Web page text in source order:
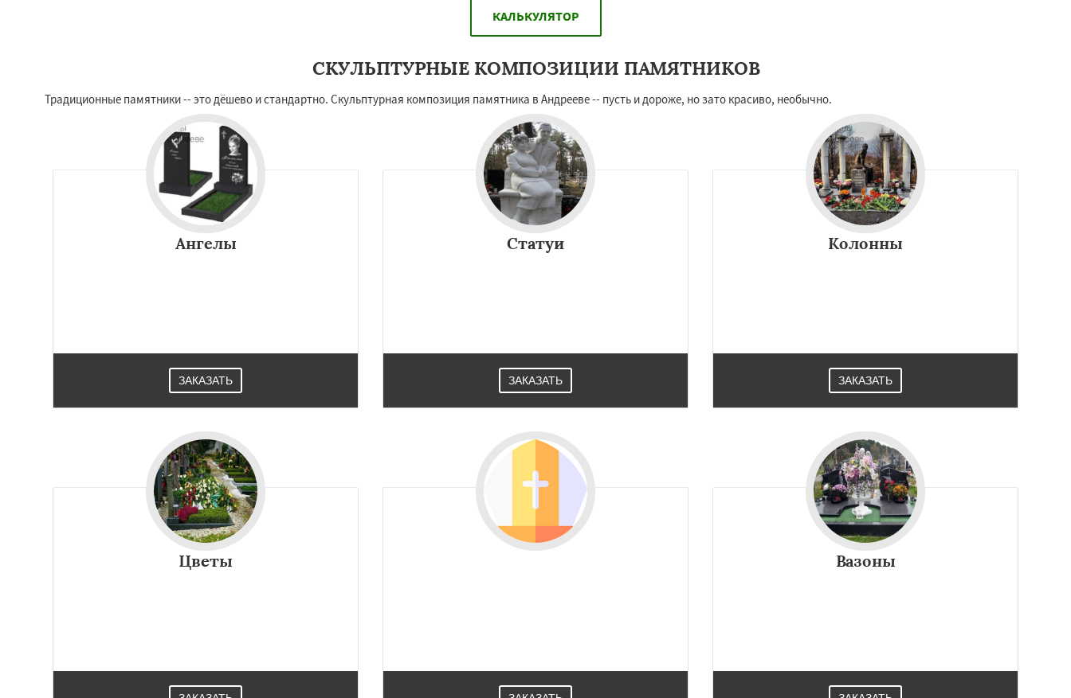
КАЛЬКУЛЯТОР
СКУЛЬПТУРНЫЕ КОМПОЗИЦИИ ПАМЯТНИКОВ
Традиционные памятники -- это дёшево и стандартно. Скульптурная композиция памятника в Андрееве -- пусть и дороже, но зато красиво, необычно.
Ангелы
ЗАКАЗАТЬ
Статуи
ЗАКАЗАТЬ
Колонны
ЗАКАЗАТЬ
Цветы Вазоны